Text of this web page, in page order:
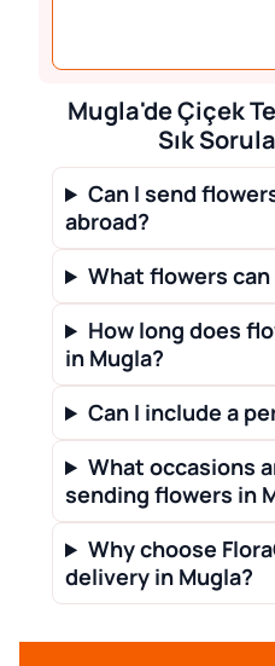
Mugla'de Çiçek
Sık
Can I send
abroad?
What flowers can
How long does
in Mugla?
Can I include a
What occasions
sending flowers in
Why choose
delivery in Mugla?